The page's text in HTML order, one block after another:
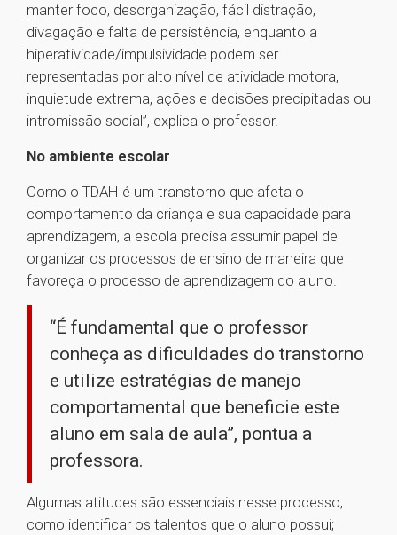
manter foco, desorganização, fácil distração,
divagação e falta de persistência, enquanto a
hiperatividade/impulsividade podem ser
representadas por alto nível de atividade motora,
inquietude extrema, ações e decisões precipitadas ou
intromissão social”, explica o professor.
No ambiente escolar
Como o TDAH é um transtorno que afeta o
comportamento da criança e sua capacidade para
aprendizagem, a escola precisa assumir papel de
organizar os processos de ensino de maneira que
favoreça o processo de aprendizagem do aluno.
“É fundamental que o professor
conheça as dificuldades do transtorno
e utilize estratégias de manejo
comportamental que beneficie este
aluno em sala de aula”, pontua a
professora.
Algumas atitudes são essenciais nesse processo,
como identificar os talentos que o aluno possui;